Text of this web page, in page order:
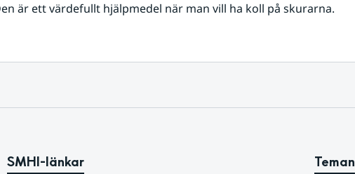
är ett värdefullt hjälpmedel när man vill ha koll på skurarna.
SMHI-länkar Teman